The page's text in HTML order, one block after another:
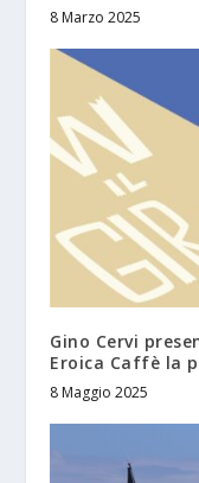
8 Marzo 2025
Gino Cervi
Eroica Caffè la
8 Maggio 2025